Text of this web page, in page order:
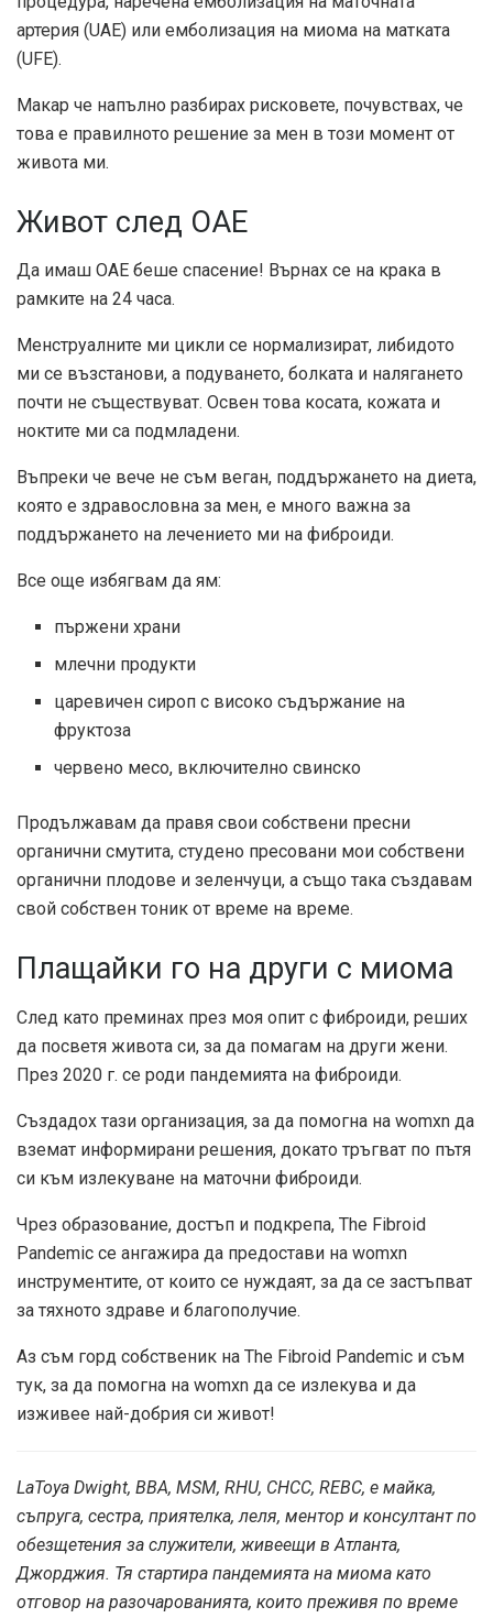
артерия (UAE) или емболизация на миома на матката
(UFE).
Макар че напълно разбирах рисковете, почувствах, че
това е правилното решение за мен в този момент от
живота ми.
Живот след ОАЕ
Да имаш ОАЕ беше спасение! Върнах се на крака в
рамките на 24 часа.
Менструалните ми цикли се нормализират, либидото
ми се възстанови, а подуването, болката и налягането
почти не съществуват. Освен това косата, кожата и
ноктите ми са подмладени.
Въпреки че вече не съм веган, поддържането на диета,
която е здравословна за мен, е много важна за
поддържането на лечението ми на фиброиди.
Все още избягвам да ям:
пържени храни
млечни продукти
царевичен сироп с високо съдържание на
фруктоза
червено месо, включително свинско
Продължавам да правя свои собствени пресни
органични смутита, студено пресовани мои собствени
органични плодове и зеленчуци, а също така създавам
свой собствен тоник от време на време.
Плащайки го на други с миома
След като преминах през моя опит с фиброиди, реших
да посветя живота си, за да помагам на други жени.
През 2020 г. се роди пандемията на фиброиди.
Създадох тази организация, за да помогна на womxn да
вземат информирани решения, докато тръгват по пътя
си към излекуване на маточни фиброиди.
Чрез образование, достъп и подкрепа, The Fibroid
Pandemic се ангажира да предостави на womxn
инструментите, от които се нуждаят, за да се застъпват
за тяхното здраве и благополучие.
Аз съм горд собственик на The Fibroid Pandemic и съм
тук, за да помогна на womxn да се излекува и да
изживее най-добрия си живот!
LaToya Dwight, BBA, MSM, RHU, CHCC, REBC, е майка,
съпруга, сестра, приятелка, леля, ментор и консултант по
обезщетения за служители, живеещи в Атланта,
Джорджия. Тя стартира пандемията на миома като
отговор на разочарованията, които преживя по време